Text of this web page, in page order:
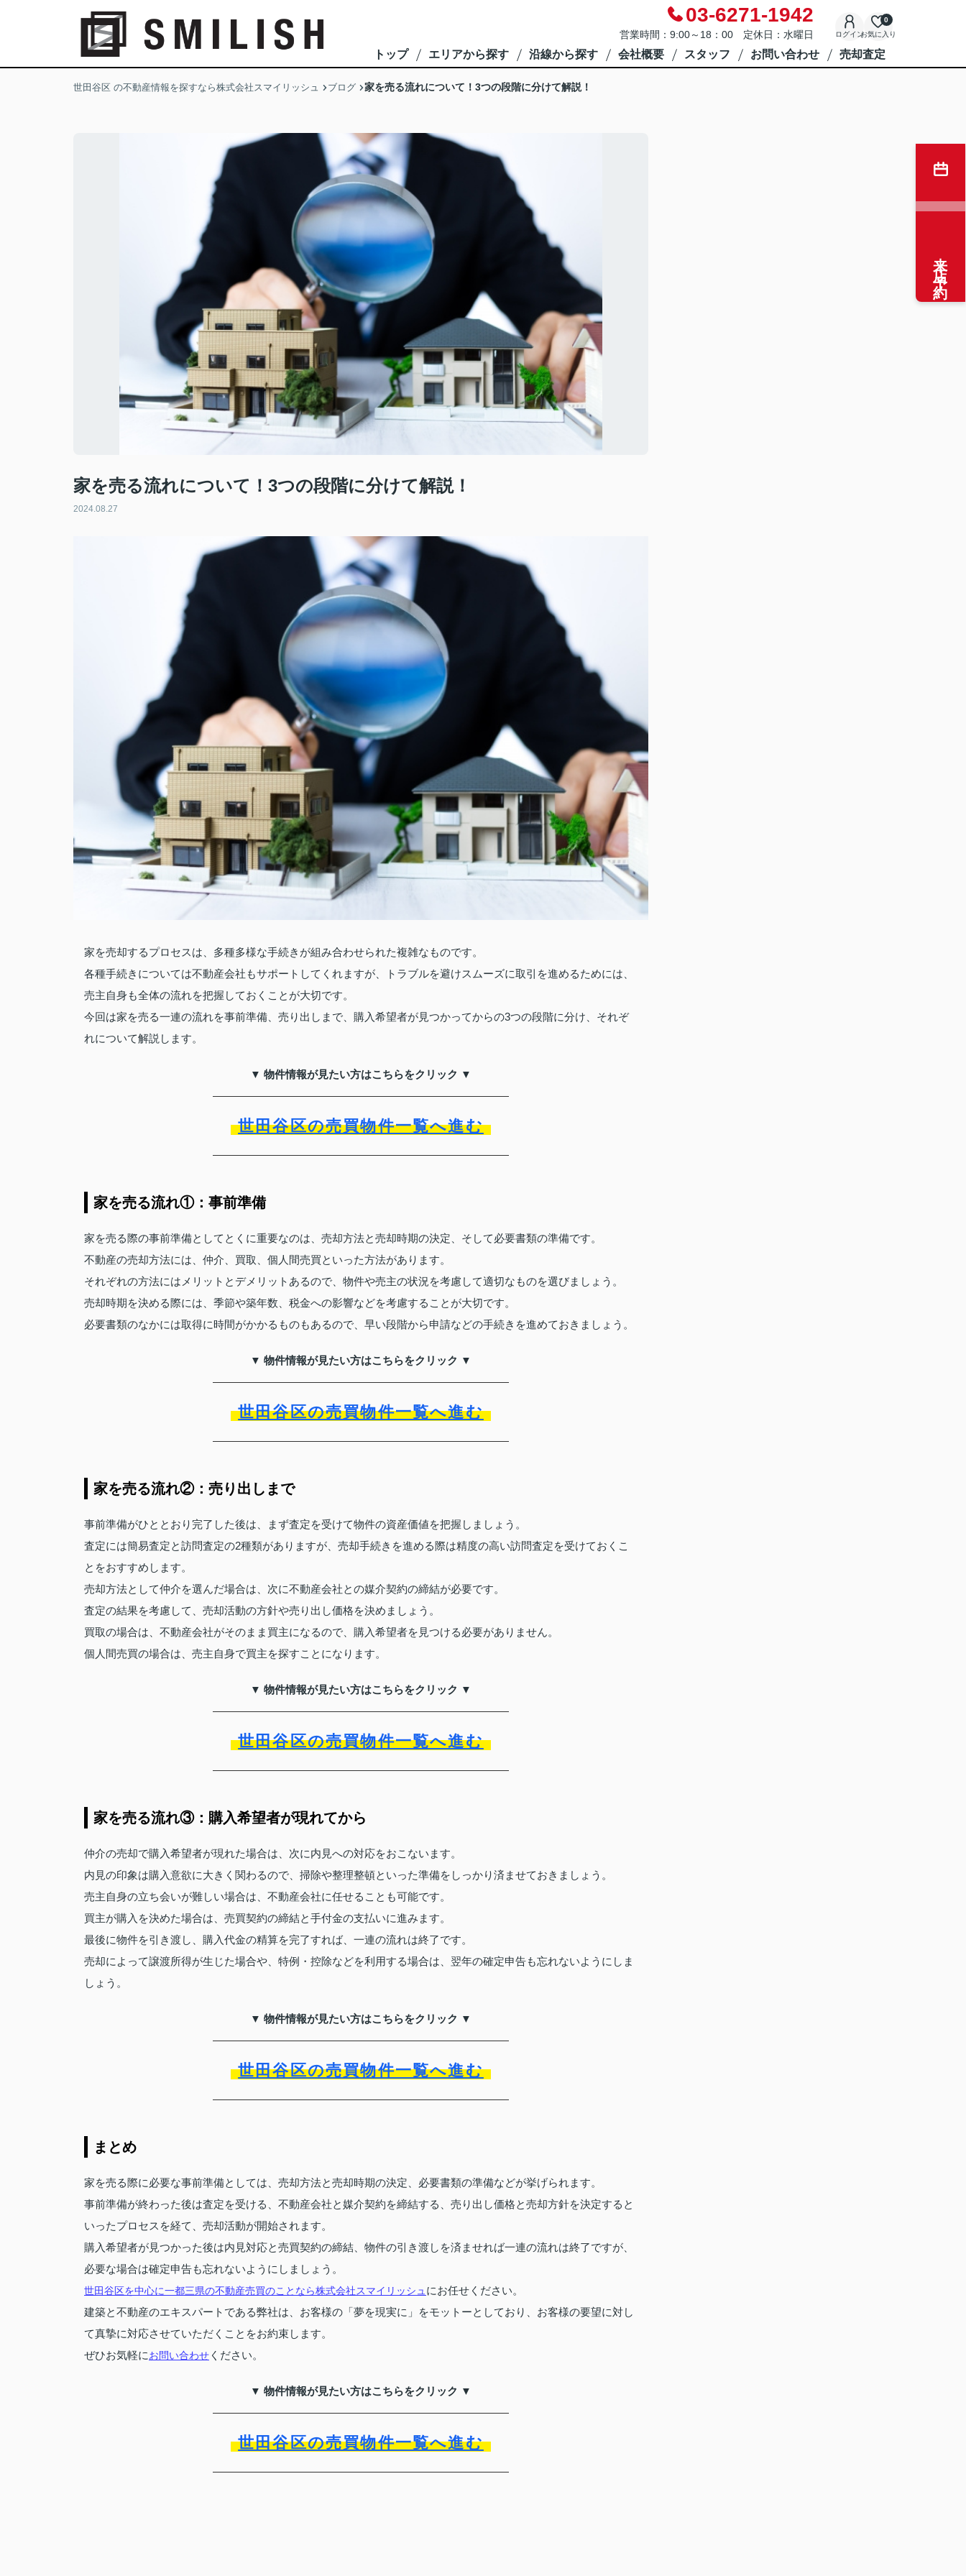
03-6271-1942
営業時間：9:00～18：00 定休日：水曜日 ログインお気に入り
0
トップ エリアから探す 沿線から探す 会社概要 スタッフ お問い合わせ 売却査定
世田谷区 の不動産情報を探すなら株式会社スマイリッシュ ブログ 家を売る流れについて！3つの段階に分けて解説！
家を売る流れについて！3つの段階に分けて解説！
2024.08.27
家を売却するプロセスは、多種多様な手続きが組み合わせられた複雑なものです。
各種手続きについては不動産会社もサポートしてくれますが、トラブルを避けスムーズに取引を進めるためには、
売主自身も全体の流れを把握しておくことが大切です。
今回は家を売る一連の流れを事前準備、売り出しまで、購入希望者が見つかってからの3つの段階に分け、それぞ
れについて解説します。
▼ 物件情報が見たい方はこちらをクリック ▼
世田谷区の売買物件一覧へ進む
家を売る流れ①：事前準備
家を売る際の事前準備としてとくに重要なのは、売却方法と売却時期の決定、そして必要書類の準備です。
不動産の売却方法には、仲介、買取、個人間売買といった方法があります。
それぞれの方法にはメリットとデメリットあるので、物件や売主の状況を考慮して適切なものを選びましょう。
売却時期を決める際には、季節や築年数、税金への影響などを考慮することが大切です。
必要書類のなかには取得に時間がかかるものもあるので、早い段階から申請などの手続きを進めておきましょう。
▼ 物件情報が見たい方はこちらをクリック ▼
世田谷区の売買物件一覧へ進む
家を売る流れ②：売り出しまで
事前準備がひととおり完了した後は、まず査定を受けて物件の資産価値を把握しましょう。
査定には簡易査定と訪問査定の2種類がありますが、売却手続きを進める際は精度の高い訪問査定を受けておくこ
とをおすすめします。
売却方法として仲介を選んだ場合は、次に不動産会社との媒介契約の締結が必要です。
査定の結果を考慮して、売却活動の方針や売り出し価格を決めましょう。
買取の場合は、不動産会社がそのまま買主になるので、購入希望者を見つける必要がありません。
個人間売買の場合は、売主自身で買主を探すことになります。
▼ 物件情報が見たい方はこちらをクリック ▼
世田谷区の売買物件一覧へ進む
家を売る流れ③：購入希望者が現れてから
仲介の売却で購入希望者が現れた場合は、次に内見への対応をおこないます。
内見の印象は購入意欲に大きく関わるので、掃除や整理整頓といった準備をしっかり済ませておきましょう。
売主自身の立ち会いが難しい場合は、不動産会社に任せることも可能です。
買主が購入を決めた場合は、売買契約の締結と手付金の支払いに進みます。
最後に物件を引き渡し、購入代金の精算を完了すれば、一連の流れは終了です。
売却によって譲渡所得が生じた場合や、特例・控除などを利用する場合は、翌年の確定申告も忘れないようにしま
しょう。
▼ 物件情報が見たい方はこちらをクリック ▼
世田谷区の売買物件一覧へ進む
まとめ
家を売る際に必要な事前準備としては、売却方法と売却時期の決定、必要書類の準備などが挙げられます。
事前準備が終わった後は査定を受ける、不動産会社と媒介契約を締結する、売り出し価格と売却方針を決定すると
いったプロセスを経て、売却活動が開始されます。
購入希望者が見つかった後は内見対応と売買契約の締結、物件の引き渡しを済ませれば一連の流れは終了ですが、
必要な場合は確定申告も忘れないようにしましょう。
世田谷区を中心に一都三県の不動産売買のことなら株式会社スマイリッシュ にお任せください。
建築と不動産のエキスパートである弊社は、お客様の「夢を現実に」をモットーとしており、お客様の要望に対し
て真摯に対応させていただくことをお約束します。
ぜひお気軽にお問い合わせ ください。
▼ 物件情報が見たい方はこちらをクリック ▼
世田谷区の売買物件一覧へ進む
来店予約